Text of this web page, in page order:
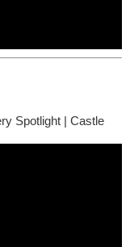
Spotlight | Castle